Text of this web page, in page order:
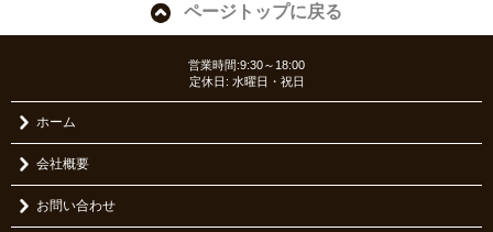
ページトップに戻る
営業時間:9:30～18:00
定休日: 水曜日・祝日
ホーム
会社概要
お問い合わせ